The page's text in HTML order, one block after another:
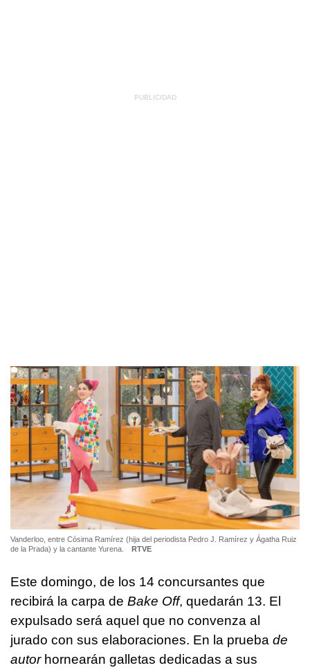
Vanderloo, entre Cósima Ramírez (hija del periodista Pedro J. Ramírez y Ágatha Ruiz
de la Prada) y la cantante Yurena.
RTVE
Este domingo, de los 14 concursantes que
recibirá la carpa de Bake Off, quedarán 13. El
expulsado será aquel que no convenza al
jurado con sus elaboraciones. En la prueba de
autorhornearán galletas dedicadas a sus